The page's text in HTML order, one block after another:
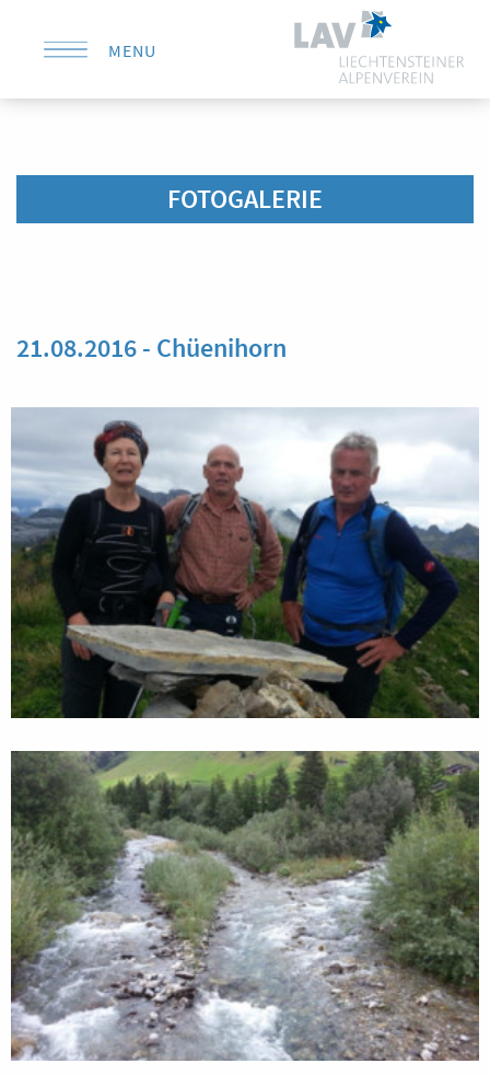
MENU
FOTOGALERIE
21.08.2016 - Chüenihorn